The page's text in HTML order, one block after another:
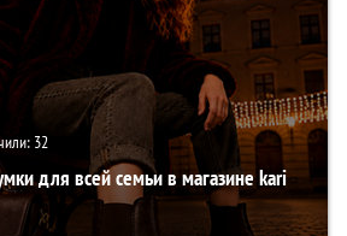
32
для всей семьи в магазине kari